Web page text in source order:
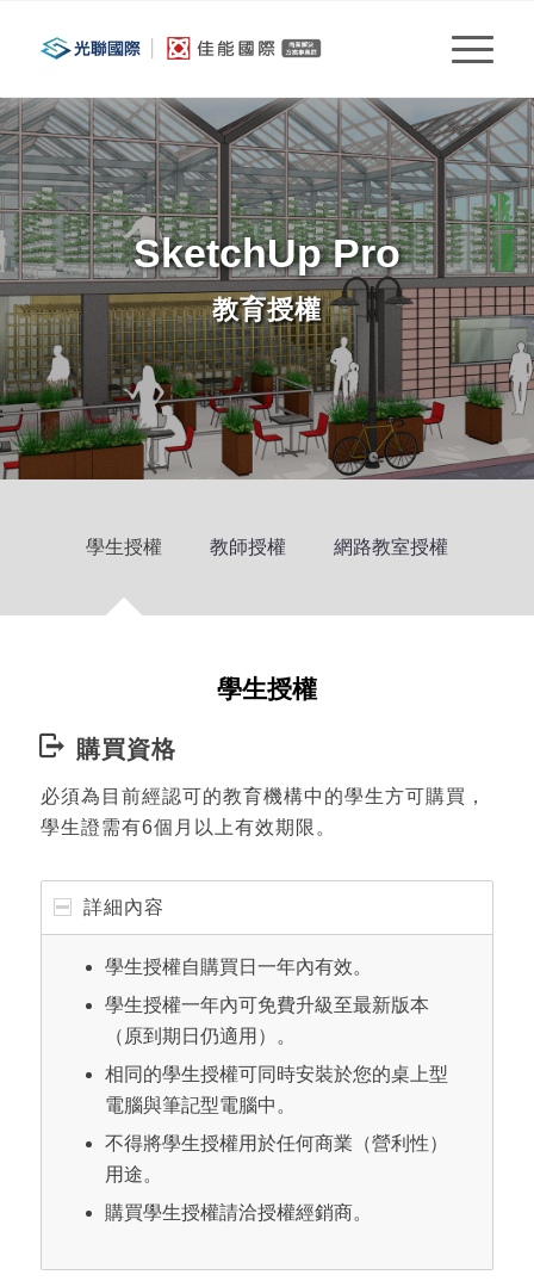
SketchUp Pro
教育授權
學生授權 教師授權 網路教室授權
學生授權
購買資格
必須為目前經認可的教育機構中的學生方可購買，
學生證需有6個月以上有效期限。
詳細內容
學生授權自購買日一年內有效。
學生授權一年內可免費升級至最新版本
（原到期日仍適用）。
相同的學生授權可同時安裝於您的桌上型
電腦與筆記型電腦中。
不得將學生授權用於任何商業（營利性）
用途。
購買學生授權請洽授權經銷商。